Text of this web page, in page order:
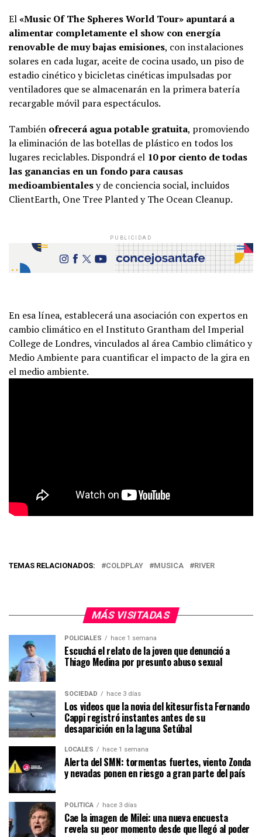
El«Music Of The Spheres World Tour» apuntará a
alimentar completamente el show con energía
renovable de muy bajas emisiones, con instalaciones
solares en cada lugar, aceite de cocina usado, un piso de
estadio cinético y bicicletas cinéticas impulsadas por
ventiladores que se almacenarán en la primera batería
recargable móvil para espectáculos.
También ofrecerá agua potable gratuita, promoviendo
la eliminación de las botellas de plástico en todos los
lugares reciclables. Dispondrá el 10 por ciento de todas
las ganancias en un fondo para causas
medioambientalesy de conciencia social, incluidos
ClientEarth, One Tree Planted y The Ocean Cleanup.
PUBLICIDAD
En esa línea, establecerá una asociación con expertos en
cambio climático en el Instituto Grantham del Imperial
College de Londres, vinculados al área Cambio climático y
Medio Ambiente para cuantificar el impacto de la gira en
el medio ambiente.
TEMAS RELACIONADOS: COLDPLAY MUSICA RIVER
MÁS VISITADAS
POLICIALES hace 1 semana
Escuchá el relato de la joven que denunció a
Thiago Medina por presunto abuso sexual
SOCIEDAD hace 3 días
Los videos que la novia del kitesurfista Fernando
Cappi registró instantes antes de su
desaparición en la laguna Setúbal
LOCALES hace 1 semana
Alerta del SMN: tormentas fuertes, viento Zonda
y nevadas ponen en riesgo a gran parte del país
POLÍTICA hace 3 días
Cae la imagen de Milei: una nueva encuesta
revela su peor momento desde que llegó al poder